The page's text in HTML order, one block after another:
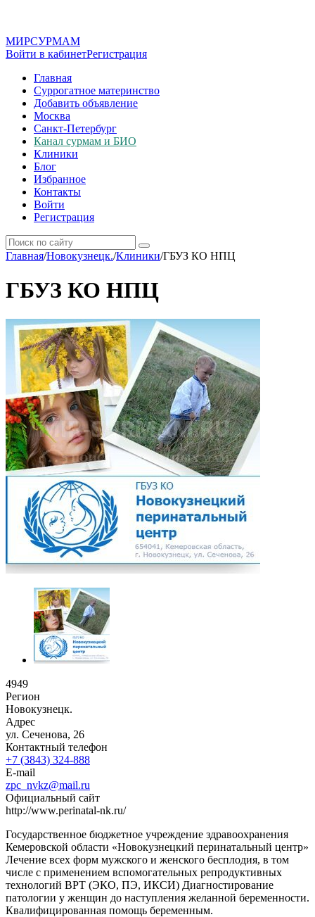
МИРСУРМАМ
Войти в кабинетРегистрация
Главная
Суррогатное материнство
Добавить объявление
Москва
Санкт-Петербург
Канал сурмам и БИО
Клиники
Блог
Избранное
Контакты
Войти
Регистрация
Главная/Новокузнецк./Клиники/ГБУЗ КО НПЦ
ГБУЗ КО НПЦ
4949
Регион
Новокузнецк.
Адрес
ул. Сеченова, 26
Контактный телефон
+7 (3843) 324-888
E-mail
zpc_nvkz@mail.ru
Официальный сайт
http://www.perinatal-nk.ru/
Государственное бюджетное учреждение здравоохранения
Кемеровской области «Новокузнецкий перинатальный центр»
Лечение всех форм мужского и женского бесплодия, в том
числе с применением вспомогательных репродуктивных
технологий ВРТ (ЭКО, ПЭ, ИКСИ) Диагностирование
патологии у женщин до наступления желанной беременности.
Квалифицированная помощь беременным.